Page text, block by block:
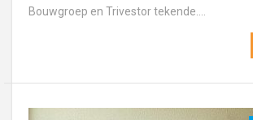
Bouwgroep en Trivestor tekende....